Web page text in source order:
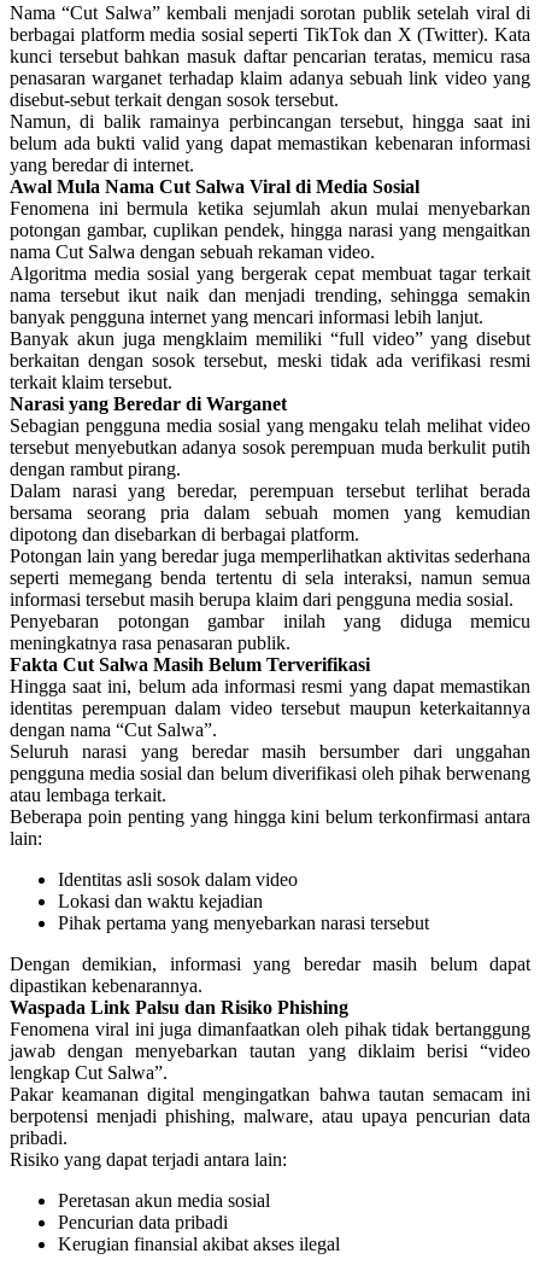
Nama “Cut Salwa” kembali menjadi sorotan publik setelah viral di
berbagai platform media sosial seperti TikTok dan X (Twitter). Kata
kunci tersebut bahkan masuk daftar pencarian teratas, memicu rasa
penasaran warganet terhadap klaim adanya sebuah link video yang
disebut-sebut terkait dengan sosok tersebut.
Namun, di balik ramainya perbincangan tersebut, hingga saat ini
belum ada bukti valid yang dapat memastikan kebenaran informasi
yang beredar di internet.
Awal Mula Nama Cut Salwa Viral di Media Sosial
Fenomena ini bermula ketika sejumlah akun mulai menyebarkan
potongan gambar, cuplikan pendek, hingga narasi yang mengaitkan
nama Cut Salwa dengan sebuah rekaman video.
Algoritma media sosial yang bergerak cepat membuat tagar terkait
nama tersebut ikut naik dan menjadi trending, sehingga semakin
banyak pengguna internet yang mencari informasi lebih lanjut.
Banyak akun juga mengklaim memiliki “full video” yang disebut
berkaitan dengan sosok tersebut, meski tidak ada verifikasi resmi
terkait klaim tersebut.
Narasi yang Beredar di Warganet
Sebagian pengguna media sosial yang mengaku telah melihat video
tersebut menyebutkan adanya sosok perempuan muda berkulit putih
dengan rambut pirang.
Dalam narasi yang beredar, perempuan tersebut terlihat berada
bersama seorang pria dalam sebuah momen yang kemudian
dipotong dan disebarkan di berbagai platform.
Potongan lain yang beredar juga memperlihatkan aktivitas sederhana
seperti memegang benda tertentu di sela interaksi, namun semua
informasi tersebut masih berupa klaim dari pengguna media sosial.
Penyebaran potongan gambar inilah yang diduga memicu
meningkatnya rasa penasaran publik.
Fakta Cut Salwa Masih Belum Terverifikasi
Hingga saat ini, belum ada informasi resmi yang dapat memastikan
identitas perempuan dalam video tersebut maupun keterkaitannya
dengan nama “Cut Salwa”.
Seluruh narasi yang beredar masih bersumber dari unggahan
pengguna media sosial dan belum diverifikasi oleh pihak berwenang
atau lembaga terkait.
Beberapa poin penting yang hingga kini belum terkonfirmasi antara
lain:
Identitas asli sosok dalam video
Lokasi dan waktu kejadian
Pihak pertama yang menyebarkan narasi tersebut
Dengan demikian, informasi yang beredar masih belum dapat
dipastikan kebenarannya.
Waspada Link Palsu dan Risiko Phishing
Fenomena viral ini juga dimanfaatkan oleh pihak tidak bertanggung
jawab dengan menyebarkan tautan yang diklaim berisi “video
lengkap Cut Salwa”.
Pakar keamanan digital mengingatkan bahwa tautan semacam ini
berpotensi menjadi phishing, malware, atau upaya pencurian data
pribadi.
Risiko yang dapat terjadi antara lain:
Peretasan akun media sosial
Pencurian data pribadi
Kerugian finansial akibat akses ilegal